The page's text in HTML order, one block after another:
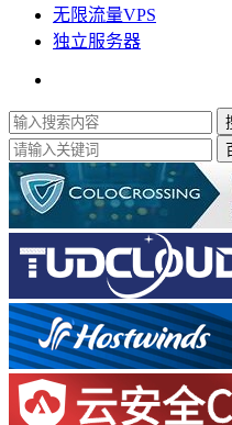
无限流量VPS
独立服务器